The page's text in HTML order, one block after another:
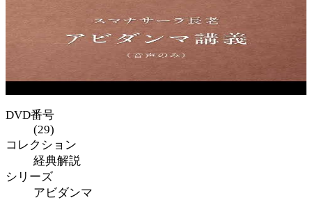
DVD番号
(29)
コレクション
経典解説
シリーズ
アビダンマ